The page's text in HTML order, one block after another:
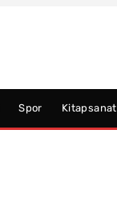
Spor Kitapsanat